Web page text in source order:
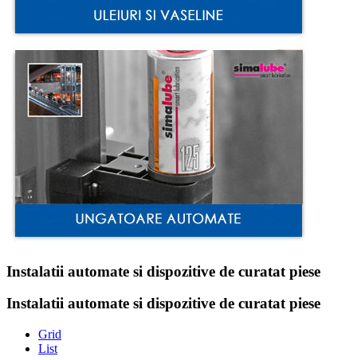
Instalatii automate si dispozitive de curatat piese
Instalatii automate si dispozitive de curatat piese
Grid
List